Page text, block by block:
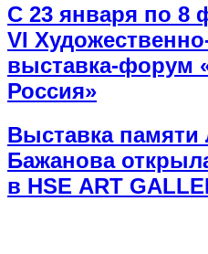
С 23 января по 8
VI
выставка-форум
Россия»
Выставка памяти
Бажанова
в HSE ART